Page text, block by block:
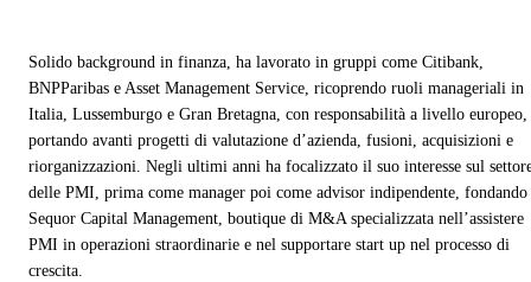
Solido background in finanza, ha lavorato in gruppi come Citibank,
BNPParibas e Asset Management Service, ricoprendo ruoli manageriali in
Italia, Lussemburgo e Gran Bretagna, con responsabilità a livello europeo,
portando avanti progetti di valutazione d’azienda, fusioni, acquisizioni e
riorganizzazioni. Negli ultimi anni ha focalizzato il suo interesse sul
delle PMI, prima come manager poi come advisor indipendente, fondando
Sequor Capital Management, boutique di M&A specializzata nell’assistere
PMI in operazioni straordinarie e nel supportare start up nel processo di
crescita.